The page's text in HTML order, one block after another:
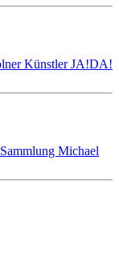
Künstler JA!DA!
Michael